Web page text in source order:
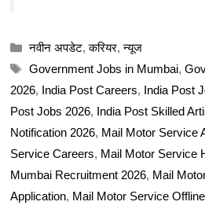
Categories
नवीन अपडेट,करियर,न्यूज
Tags
Government Jobs in Mumbai,
2026, India Post Careers, India Post
Post Jobs 2026, India Post Skilled
Notification 2026, Mail Motor Service
Service Careers, Mail Motor Service
Mumbai Recruitment 2026, Mail
Application, Mail Motor Service